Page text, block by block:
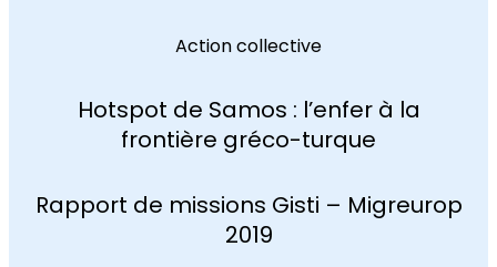
Action collective
Hotspot de Samos : l’enfer à la
frontière gréco-turque
Rapport de missions Gisti – Migreurop
2019